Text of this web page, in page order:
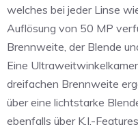
welches bei jeder Linse
Auflösung von 50 MP
Brennweite, der Blende
Eine
dreifachen Brennweite
über eine lichtstarke
ebenfalls über K.I.-